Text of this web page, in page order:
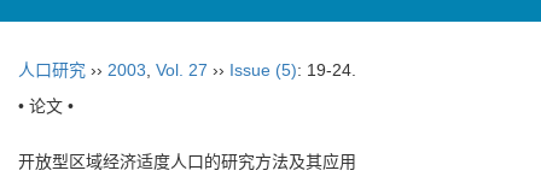
人口研究 ›› 2003 Vol. 27 ›› Issue (5): 19-24.
• 论文 •
开放型区域经济适度人口的研究方法及其应用